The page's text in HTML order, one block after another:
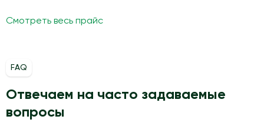
Смотреть весь прайс
FAQ
Отвечаем на часто задаваемые
вопросы